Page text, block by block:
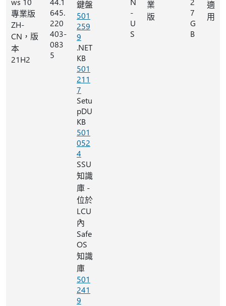
專業版
ZH-
CN，版
本
21H2
645.
220
403-
083
5
鍵盤
501
259
9
.NET
KB
501
211
7
Setu
pDU
KB
501
052
4
SSU
知識
庫 -
位於
LCU
內
Safe
OS
知識
庫
501
241
9
-
U
S
業
版
7
G
B
適
用